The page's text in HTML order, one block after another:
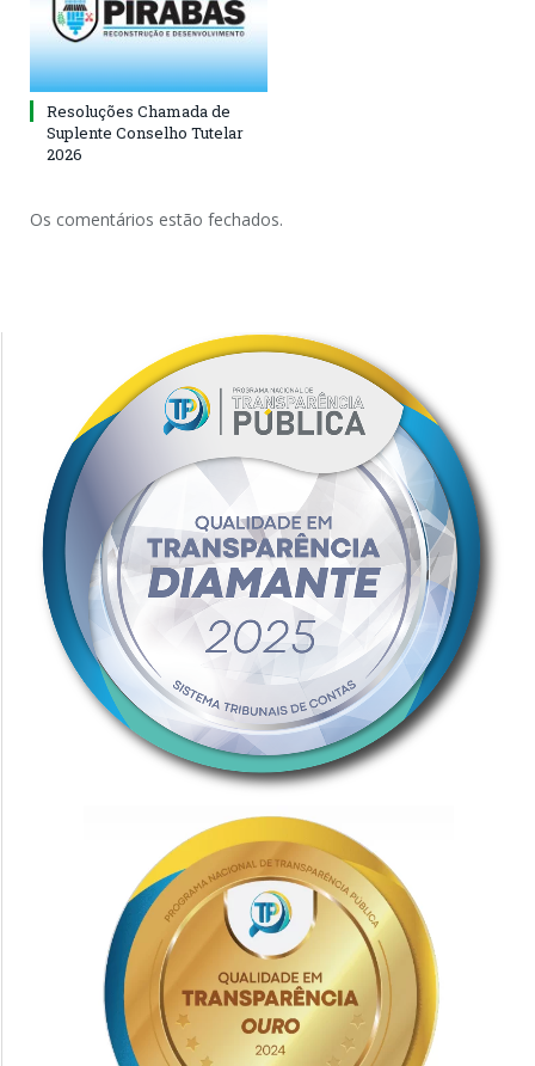
Resoluções Chamada de
Suplente Conselho Tutelar
2026
Os comentários estão fechados.